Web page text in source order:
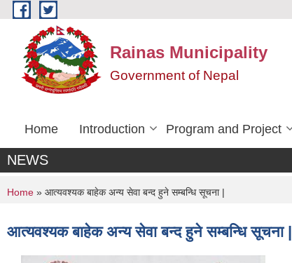
Skip to main content
Rainas Municipality
Government of Nepal
Home Introduction Program and Project
NEWS
You are here
Home » आत्यवश्यक बाहेक अन्य सेवा बन्द हुने सम्बन्धि सूचना |
आत्यवश्यक बाहेक अन्य सेवा बन्द हुने सम्बन्धि सूचना |